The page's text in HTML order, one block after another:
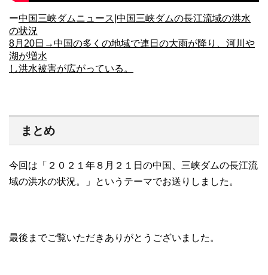
ー中国三峡ダムニュース|中国三峡ダムの長江流域の洪水
の状況
8月20日→中国の多くの地域で連日の大雨が降り、河川や
湖が増水
し洪水被害が広がっている。
まとめ
今回は「２０２１年８月２１日の中国、三峡ダムの長江流
域の洪水の状況。」というテーマでお送りしました。
最後までご覧いただきありがとうございました。